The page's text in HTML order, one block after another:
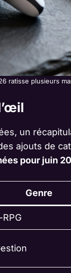
ratisse plusieurs
un
ajouts de
pour juin
Genre